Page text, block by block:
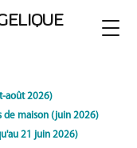
août 2026)
de maison (juin 2026)
21 juin 2026)